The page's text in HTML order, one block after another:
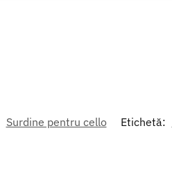
Surdine pentru cello Etichetă: